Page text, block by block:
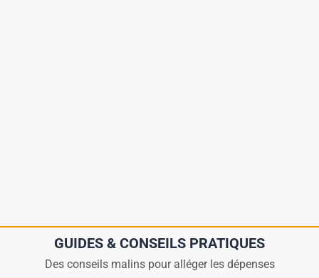
GUIDES & CONSEILS PRATIQUES
Des conseils malins pour alléger les dépenses